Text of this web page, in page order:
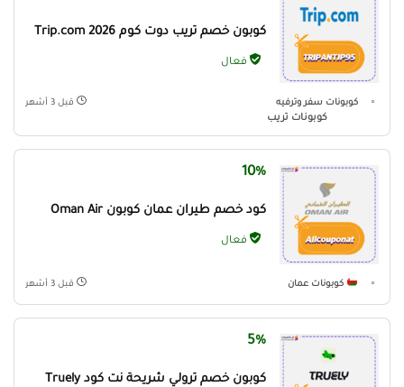
كوبون خصم تريب دوت كوم Trip.com 2026
فعال
كوبونات سفر وترفيه
كوبونات تريب
قبل 3 أشهر
10%
كود خصم طيران عمان كوبون Oman Air
فعال
كوبونات عمان قبل 3 أشهر
5%
كوبون خصم ترولي شريحة نت كود Truely